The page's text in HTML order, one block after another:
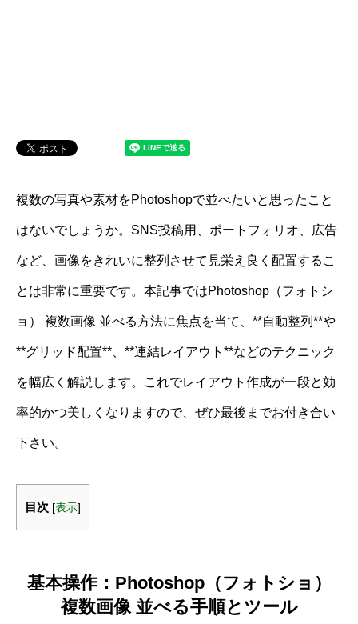
複数の写真や素材をPhotoshopで並べたいと思ったこと
はないでしょうか。SNS投稿用、ポートフォリオ、広告
など、画像をきれいに整列させて見栄え良く配置するこ
とは非常に重要です。本記事ではPhotoshop（フォトシ
ョ） 複数画像 並べる方法に焦点を当て、**自動整列**や
**グリッド配置**、**連結レイアウト**などのテクニック
を幅広く解説します。これでレイアウト作成が一段と効
率的かつ美しくなりますので、ぜひ最後までお付き合い
下さい。
目次 [表示]
基本操作：Photoshop（フォトショ）
複数画像 並べる手順とツール